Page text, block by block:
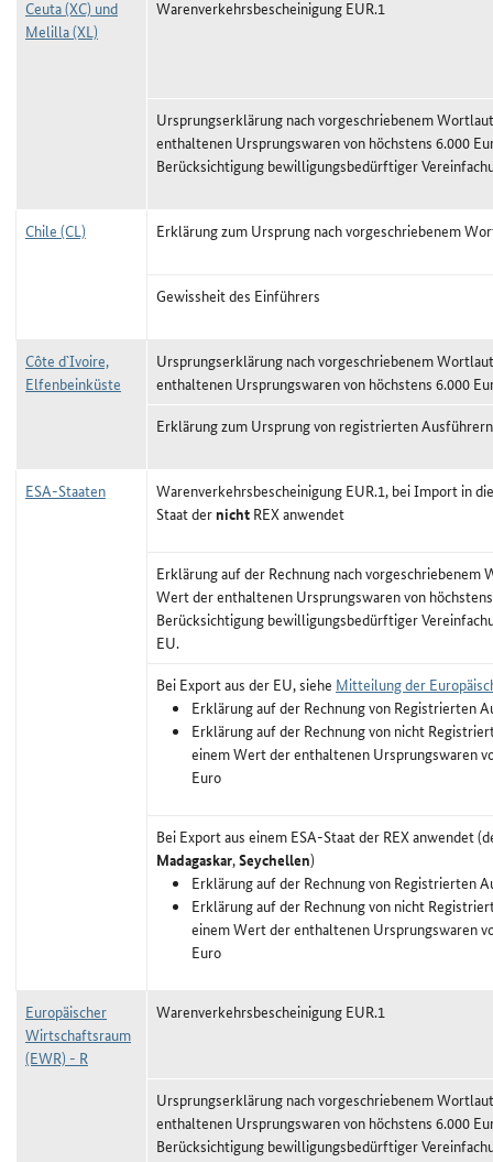
Ceuta (XC) und
Melilla (XL)
Warenverkehrsbescheinigung EUR.1
Ursprungserklärung nach vorgeschriebenem
enthaltenen Ursprungswaren von höchstens 6.000
Berücksichtigung bewilligungsbedürftiger
Chile (CL) Erklärung zum Ursprung nach vorgeschriebenem
Gewissheit des Einführers
Côte d`Ivoire,
Elfenbeinküste
Ursprungserklärung nach vorgeschriebenem
enthaltenen Ursprungswaren von höchstens 6.000
Erklärung zum Ursprung von registrierten Ausführern
ESA-Staaten
Warenverkehrsbescheinigung EUR.1, bei Import in
Staat dernicht REX anwendet
Erklärung auf der Rechnung nach vorgeschriebenem
Wert der enthaltenen Ursprungswaren von
Berücksichtigung bewilligungsbedürftiger
EU.
Bei Export aus der EU, siehe Mitteilung der
Erklärung auf der Rechnung von Registrierten
Erklärung auf der Rechnung von nicht
einem Wert der enthaltenen Ursprungswaren
Euro
Bei Export aus einem ESA-Staat der REX anwendet
Madagaskar,Seychellen)
Erklärung auf der Rechnung von Registrierten
Erklärung auf der Rechnung von nicht
einem Wert der enthaltenen Ursprungswaren
Euro
Europäischer
Wirtschaftsraum
(EWR) - R
Warenverkehrsbescheinigung EUR.1
Ursprungserklärung nach vorgeschriebenem
enthaltenen Ursprungswaren von höchstens 6.000
Berücksichtigung bewilligungsbedürftiger